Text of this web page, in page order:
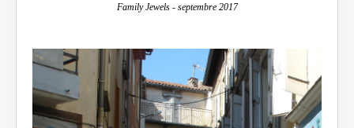
Family Jewels - septembre 2017